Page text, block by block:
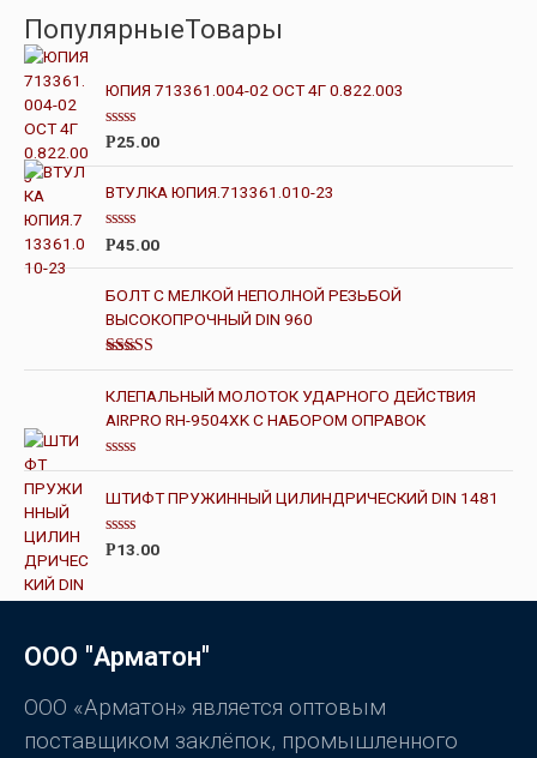
ПопулярныеТовары
ЮПИЯ 713361.004-02 ОСТ 4Г 0.822.003
О
е
н
к
а
и
з
Р25.00
ВТУЛКА ЮПИЯ.713361.010-23
О
е
н
к
а
0
и
з
Р45.00
БОЛТ С МЕЛКОЙ НЕПОЛНОЙ РЕЗЬБОЙ
ВЫСОКОПРОЧНЫЙ DIN 960
Оценка
КЛЕПАЛЬНЫЙ МОЛОТОК УДАРНОГО ДЕЙСТВИЯ
AIRPRO RH-9504XK С НАБОРОМ ОПРАВОК
О
е
н
к
а
ШТИФТ ПРУЖИННЫЙ ЦИЛИНДРИЧЕСКИЙ DIN 1481
О
и
з
Р13.00
ООО "Арматон"
ООО «Арматон» является оптовым
поставщиком заклёпок, промышленного